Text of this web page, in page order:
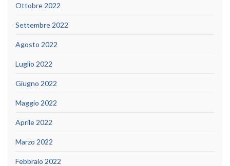
Ottobre 2022
Settembre 2022
Agosto 2022
Luglio 2022
Giugno 2022
Maggio 2022
Aprile 2022
Marzo 2022
Febbraio 2022